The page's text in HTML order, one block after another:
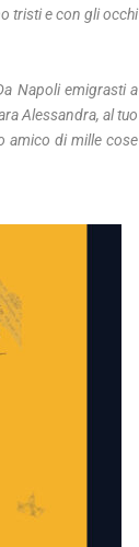
tristi e con gli occhi
Napoli emigrasti a
Alessandra, al tuo
amico di mille cose